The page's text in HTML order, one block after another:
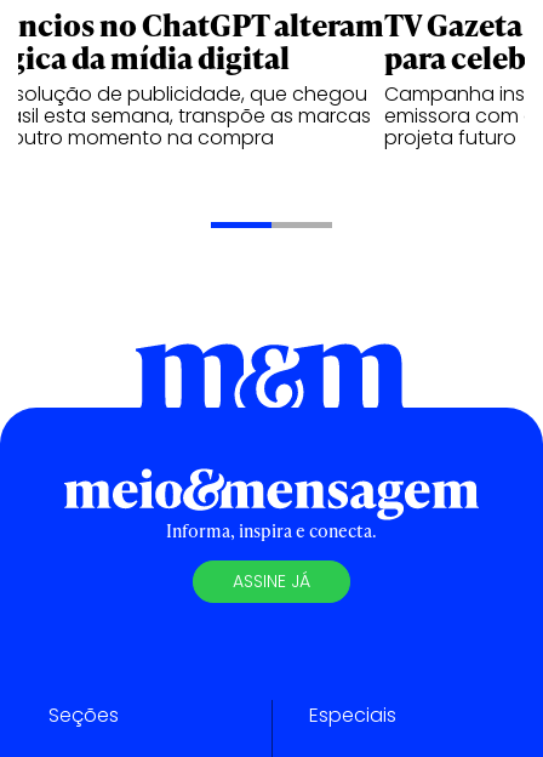
no ChatGPT alteram
da mídia digital
solução de publicidade, que chegou
esta semana, transpõe as marcas
outro momento na compra
TV Gazeta
para
Campanha
emissora com
projeta futuro
Informa, inspira e conecta.
ASSINE JÁ
Seções Especiais